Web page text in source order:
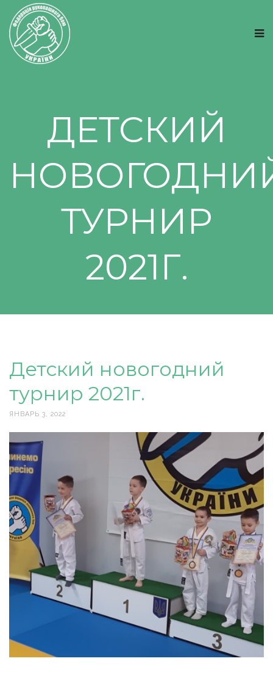
ДЕТСКИЙ
ТУРНИР
2021Г.
Детский новогодний
турнир 2021г.
ЯНВАРЬ 3, 2022